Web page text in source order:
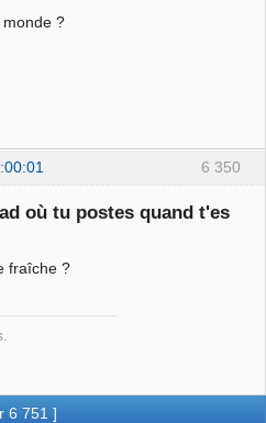
?
6 350
où tu postes quand t'es
fraîche ?
6 751 ]